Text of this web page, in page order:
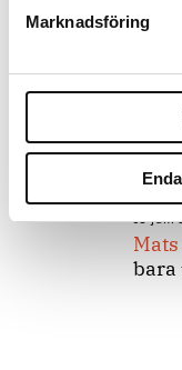
Marknadsföring
kan
15 juni
bara